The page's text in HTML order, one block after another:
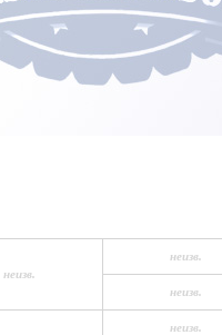
неизв.
неизв.
неизв.
неизв.